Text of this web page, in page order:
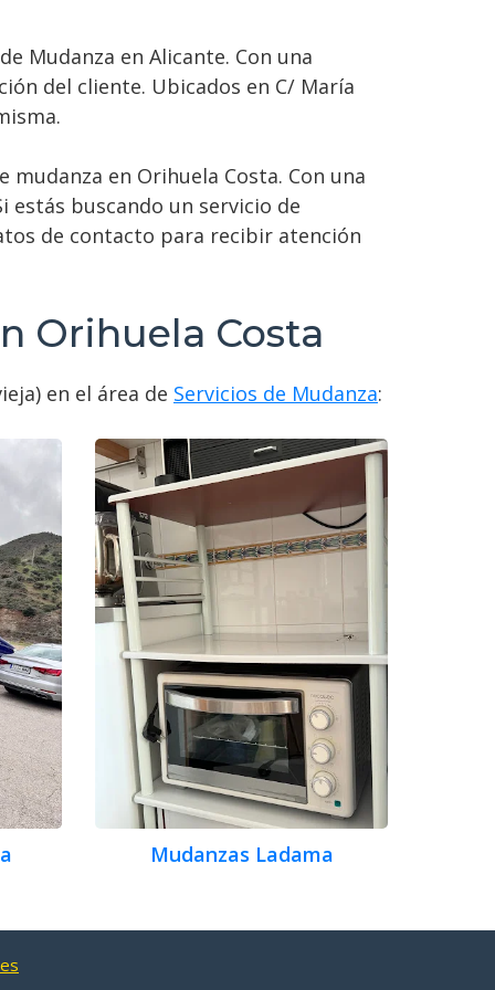
Mudanza en Alicante. Con una
del cliente. Ubicados en C/ María
en Orihuela Costa. Con una
estás buscando un servicio de
de contacto para recibir atención
Orihuela Costa
en el área de Servicios de Mudanza:
Mudanzas Ladama